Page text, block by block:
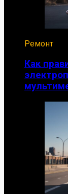
Ремонт
Как